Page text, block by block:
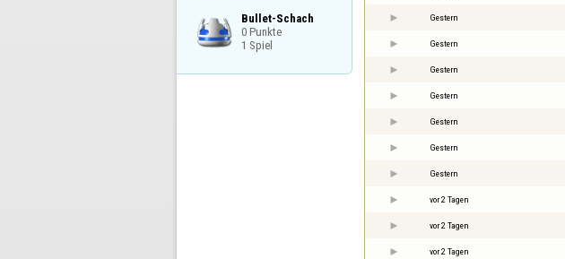
Bullet-Schach
0 Punkte
1 Spiel
Gestern
Gestern
Gestern
Gestern
Gestern
Gestern
Gestern
vor 2 Tagen
vor 2 Tagen
vor 2 Tagen